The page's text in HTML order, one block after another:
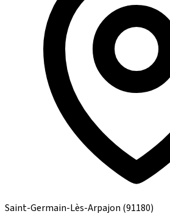
Saint-Germain-Lès-Arpajon (91180)